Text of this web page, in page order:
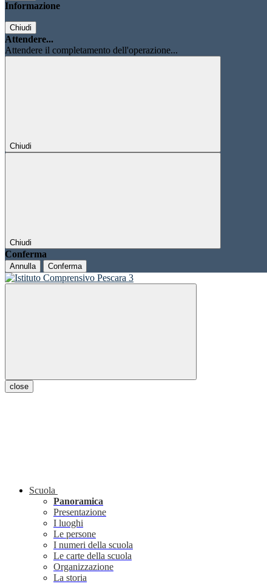
Informazione
Chiudi
Attendere...
Attendere il completamento dell'operazione...
Chiudi
Chiudi
Conferma
Annulla Conferma
close
Scuola
Panoramica
Presentazione
I luoghi
Le persone
I numeri della scuola
Le carte della scuola
Organizzazione
La storia